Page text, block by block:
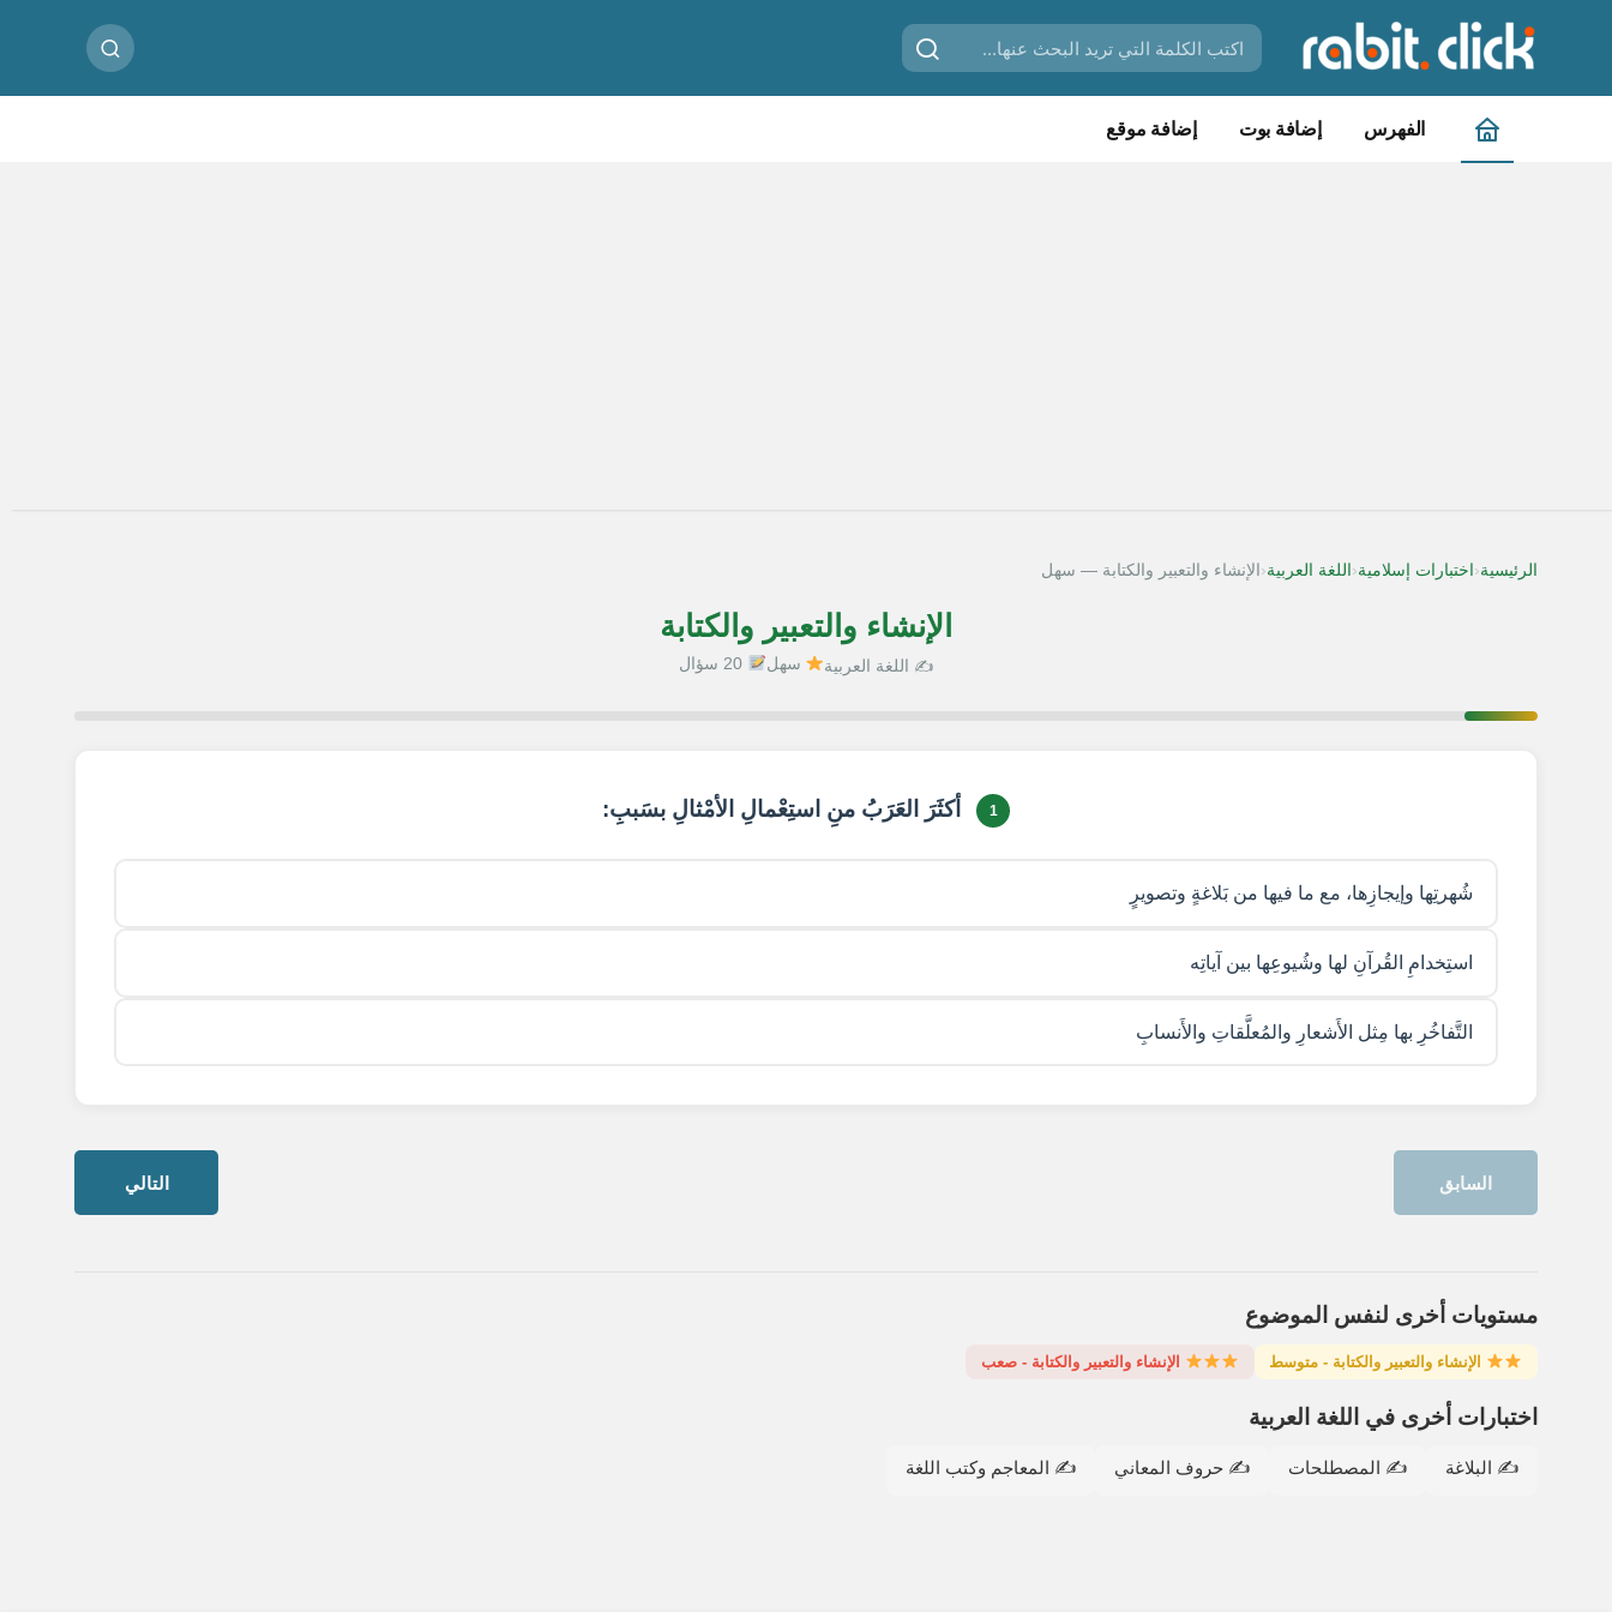
الفهرس إضافة بوت إضافة موقع
الرئيسية‹ اختبارات إسلامية‹ اللغة العربية‹ الإنشاء والتعبير والكتابة — سهل
الإنشاء والتعبير والكتابة
✍️ اللغة العربية سهل
1 أكثَرَ العَرَبُ منِ استِعْمالِ الأمْثالِ بسَببِ:
شُهرتِها وإيجازِها، مع ما فيها من بَلاغةٍ وتصويرٍ
استِخدامِ القُرآنِ لها وشُيوعِها بين آياتِه
التَّفاخُرِ بها مِثل الأَشعارِ والمُعلَّقاتِ والأَنسابِ
السابق التالي
مستويات أخرى لنفس الموضوع
الإنشاء والتعبير والكتابة - متوسط الإنشاء والتعبير والكتابة - صعب
اختبارات أخرى في اللغة العربية
✍️ البلاغة ✍️ المصطلحات ✍️ حروف المعاني ✍️ المعاجم وكتب اللغة